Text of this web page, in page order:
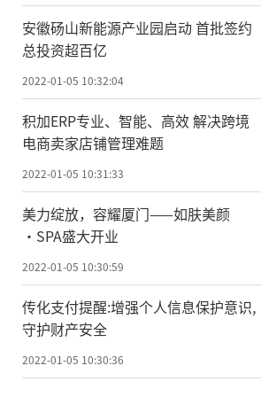
安徽砀山新能源产业园启动 首批签约
总投资超百亿
2022-01-05 10:32:04
积加ERP专业、智能、高效 解决跨境
电商卖家店铺管理难题
2022-01-05 10:31:33
美力绽放，容耀厦门——如肤美颜
·SPA盛大开业
2022-01-05 10:30:59
传化支付提醒:增强个人信息保护意识,
守护财产安全
2022-01-05 10:30:36